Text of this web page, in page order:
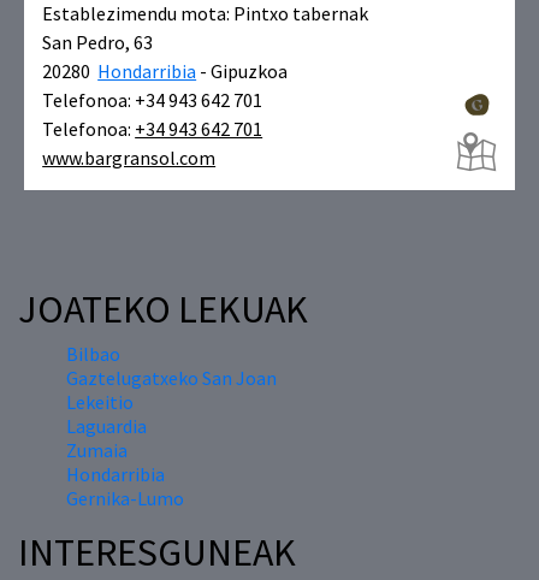
Establezimendu mota: Pintxo tabernak
San Pedro, 63
20280 Hondarribia - Gipuzkoa
Telefonoa: +34 943 642 701
Telefonoa: +34 943 642 701
www.bargransol.com
JOATEKO LEKUAK
Bilbao
Gaztelugatxeko San Joan
Lekeitio
Laguardia
Zumaia
Hondarribia
Gernika-Lumo
INTERESGUNEAK